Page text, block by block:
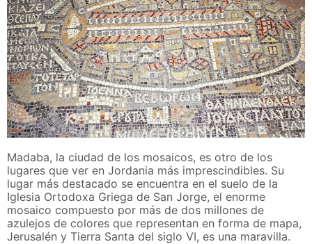
Madaba, la ciudad de los mosaicos, es otro de los
lugares que ver en Jordania más imprescindibles. Su
lugar más destacado se encuentra en el suelo de la
Iglesia Ortodoxa Griega de San Jorge, el enorme
mosaico compuesto por más de dos millones de
azulejos de colores que representan en forma de mapa,
Jerusalén y Tierra Santa del siglo VI, es una maravilla.